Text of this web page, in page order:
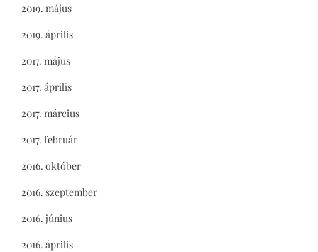
2019. május
2019. április
2017. május
2017. április
2017. március
2017. február
2016. október
2016. szeptember
2016. június
2016. április